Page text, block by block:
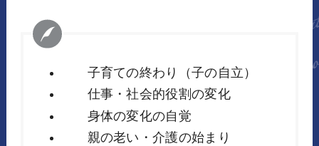
子育ての終わり（子の自立）
仕事・社会的役割の変化
身体の変化の自覚
親の老い・介護の始まり